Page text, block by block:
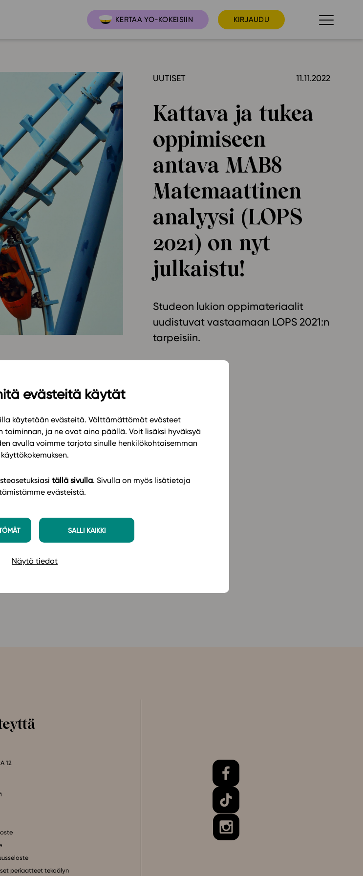
evästeitä käytät
käytetään evästeitä. Välttämättömät evästeet
ja ne ovat aina päällä. Voit lisäksi hyväksyä
avulla voimme tarjota sinulle henkilökohtaisemman
käyttökokemuksen.
tällä sivulla. Sivulla on myös lisätietoja
evästeistä.
SALLI KAIKKI
Näytä tiedot
KERTAA YO-KOKEISIIN KIRJAUDU
pakettilisenssi
Ajankohtaista
Ominaisuudet
Tapahtumakalenteri
Webinaari­tallenteet
Yhteisö
Suosittelut
Ohjekeskus
Ohjevideot
Oppikirjailijat
Tietoa meistä
Eettiset periaatteet
Ota yhteyttä
UUTISET 11.11.2022
Kattava ja tukea
oppimiseen
antava MAB8
Matemaattinen
analyysi (LOPS
2021) on nyt
julkaistu!
Studeon lukion oppimateriaalit
uudistuvat vastaamaan LOPS 2021:n
tarpeisiin.
polynomeihin ja
tutustutaan funktion
sovelmien ja
polynomifunktioiden
antaa myös hyvän tuen
ja kehittämään eri
funktion kulkuun ja
koetehtäväpankissa
Katso oppimateriaalin
Studeon alustalla täällä
12
periaatteet tekoälyn